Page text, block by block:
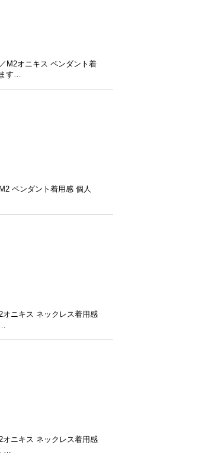
M2オニキス ペンダント着
す…
ペンダント着用感 個人
ニキス ネックレス着用感
ニキス ネックレス着用感
…